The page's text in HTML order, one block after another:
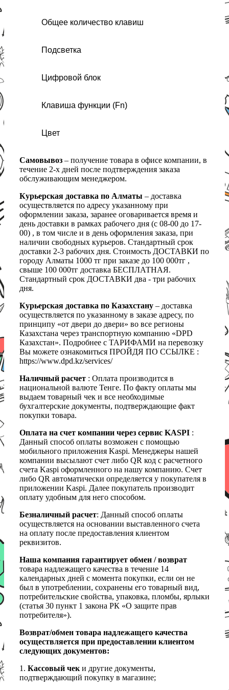
Общее количество клавиш
Подсветка
Цифровой блок
Клавиша функции (Fn)
Цвет
Самовывоз – получение товара в офисе компании, в
течение 2-х дней после подтверждения заказа
обслуживающим менеджером.
Курьерская доставка по Алматы – доставка
осуществляется по адресу указанному при
оформлении заказа, заранее оговаривается время и
день доставки в рамках рабочего дня (с 08-00 до 17-
00) , в том числе и в день оформления заказа, при
наличии свободных курьеров. Стандартный срок
доставки 2-3 рабочих дня. Стоимость ДОСТАВКИ по
городу Алматы 1000 тг при заказе до 100 000тг ,
свыше 100 000тг доставка БЕСПЛАТНАЯ.
Стандартный срок ДОСТАВКИ два - три рабочих
дня.
Курьерская доставка по Казахстану – доставка
осуществляется по указанному в заказе адресу, по
принципу «от двери до двери» во все регионы
Казахстана через транспортную компанию «DPD
Казахстан». Подробнее с ТАРИФАМИ на перевозку
Вы можете ознакомиться ПРОЙДЯ ПО ССЫЛКЕ :
https://www.dpd.kz/services/
Наличный расчет : Оплата производится в
национальной валюте Тенге. По факту оплаты мы
выдаем товарный чек и все необходимые
бухгалтерские документы, подтверждающие факт
покупки товара.
Оплата на счет компании через сервис KASPI :
Данный способ оплаты возможен с помощью
мобильного приложения Kaspi. Менеджеры нашей
компании высылают счет либо QR код с расчетного
счета Kaspi оформленного на нашу компанию. Счет
либо QR автоматически определяется у покупателя в
приложении Kaspi. Далее покупатель производит
оплату удобным для него способом.
Безналичный расчет: Данный способ оплаты
осуществляется на основании выставленного счета
на оплату после предоставления клиентом
реквизитов.
Наша компания гарантирует обмен / возврат
товара надлежащего качества в течение 14
календарных дней с момента покупки, если он не
был в употреблении, сохранены его товарный вид,
потребительские свойства, упаковка, пломбы, ярлыки
(статья 30 пункт 1 закона РК «О защите прав
потребителя»).
Возврат/обмен товара надлежащего качества
осуществляется при предоставлении клиентом
следующих документов:
1. Кассовый чеки другие документы,
подтверждающий покупку в магазине;